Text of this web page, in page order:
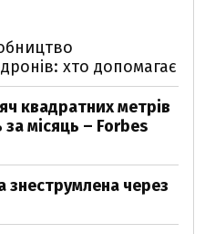
хто допомагає
квадратних метрів
місяць – Forbes
знеструмлена через